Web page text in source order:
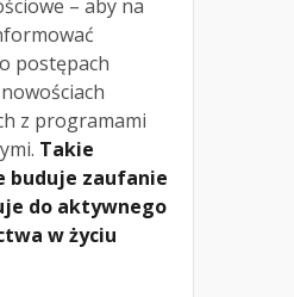
– aby na
postępach
z programami
Takie
buduje zaufanie
do aktywnego
w życiu